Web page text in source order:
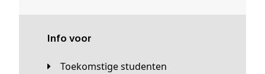
Info voor
Toekomstige studenten